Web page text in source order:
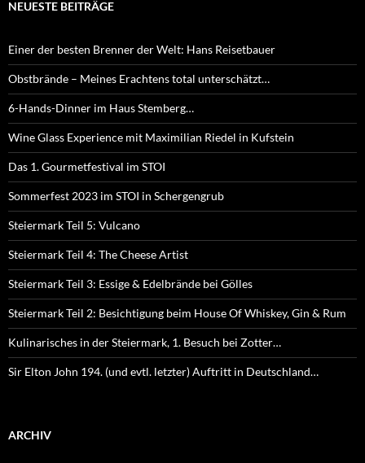
NEUESTE BEITRÄGE
Einer der besten Brenner der Welt: Hans Reisetbauer
Obstbrände – Meines Erachtens total unterschätzt…
6-Hands-Dinner im Haus Stemberg…
Wine Glass Experience mit Maximilian Riedel in Kufstein
Das 1. Gourmetfestival im STOI
Sommerfest 2023 im STOI in Schergengrub
Steiermark Teil 5: Vulcano
Steiermark Teil 4: The Cheese Artist
Steiermark Teil 3: Essige & Edelbrände bei Gölles
Steiermark Teil 2: Besichtigung beim House Of Whiskey, Gin & Rum
Kulinarisches in der Steiermark, 1. Besuch bei Zotter…
Sir Elton John 194. (und evtl. letzter) Auftritt in Deutschland…
ARCHIV